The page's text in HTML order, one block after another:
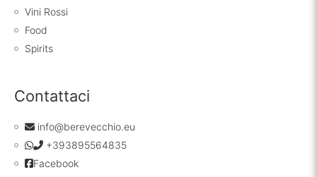
Vini Rossi
Food
Spirits
Contattaci
info@berevecchio.eu
+393895564835
Facebook